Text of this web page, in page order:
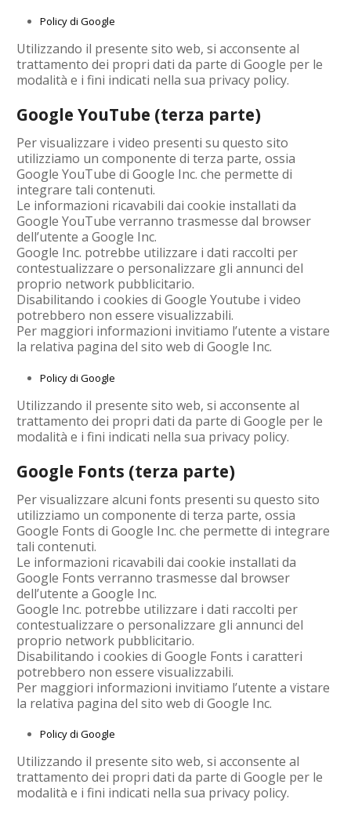
Policy di Google
Utilizzando il presente sito web, si acconsente al
trattamento dei propri dati da parte di Google per le
modalità e i fini indicati nella sua privacy policy.
Google YouTube (terza parte)
Per visualizzare i video presenti su questo sito
utilizziamo un componente di terza parte, ossia
Google YouTube di Google Inc. che permette di
integrare tali contenuti.
Le informazioni ricavabili dai cookie installati da
Google YouTube verranno trasmesse dal browser
dell’utente a Google Inc.
Google Inc. potrebbe utilizzare i dati raccolti per
contestualizzare o personalizzare gli annunci del
proprio network pubblicitario.
Disabilitando i cookies di Google Youtube i video
potrebbero non essere visualizzabili.
Per maggiori informazioni invitiamo l’utente a vistare
la relativa pagina del sito web di Google Inc.
Policy di Google
Utilizzando il presente sito web, si acconsente al
trattamento dei propri dati da parte di Google per le
modalità e i fini indicati nella sua privacy policy.
Google Fonts (terza parte)
Per visualizzare alcuni fonts presenti su questo sito
utilizziamo un componente di terza parte, ossia
Google Fonts di Google Inc. che permette di integrare
tali contenuti.
Le informazioni ricavabili dai cookie installati da
Google Fonts verranno trasmesse dal browser
dell’utente a Google Inc.
Google Inc. potrebbe utilizzare i dati raccolti per
contestualizzare o personalizzare gli annunci del
proprio network pubblicitario.
Disabilitando i cookies di Google Fonts i caratteri
potrebbero non essere visualizzabili.
Per maggiori informazioni invitiamo l’utente a vistare
la relativa pagina del sito web di Google Inc.
Policy di Google
Utilizzando il presente sito web, si acconsente al
trattamento dei propri dati da parte di Google per le
modalità e i fini indicati nella sua privacy policy.